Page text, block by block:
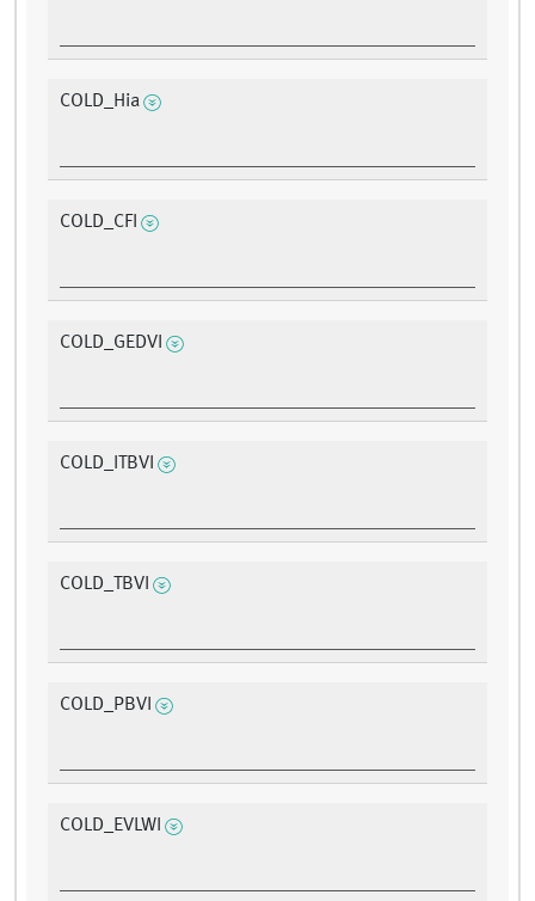
COLD_Hia
COLD_CFI
COLD_GEDVI
COLD_ITBVI
COLD_TBVI
COLD_PBVI
COLD_EVLWI